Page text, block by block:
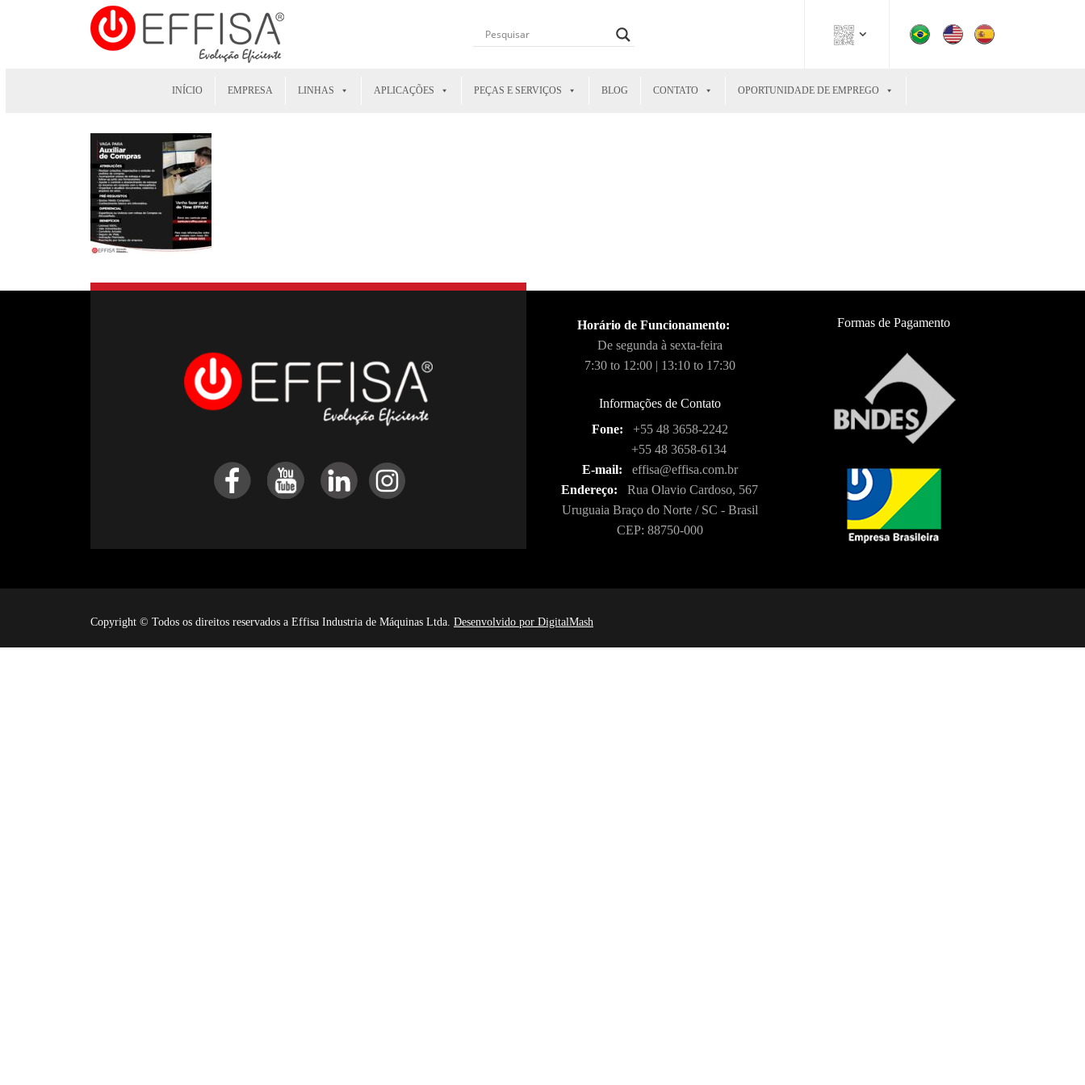
INÍCIO EMPRESA LINHAS APLICAÇÕES PEÇAS E SERVIÇOS BLOG CONTATO OPORTUNIDADE DE EMPREGO
Horário de Funcionamento:
De segunda à sexta-feira
7:30 to 12:00 | 13:10 to 17:30
Informações de Contato
Fone:
+55 48 3658-2242
+55 48 3658-6134
E-mail:
effisa@effisa.com.br
Endereço:
Rua Olavio Cardoso, 567
Uruguaia Braço do Norte / SC - Brasil
CEP: 88750-000
Formas de Pagamento
Copyright © Todos os direitos reservados a Effisa Industria de Máquinas Ltda. Desenvolvido por DigitalMash